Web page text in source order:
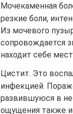
Мочекаменная
резкие боли,
Из мочевого
сопровождается
находит себе
Цистит. Это
инфекцией.
развившуюся в
ощущения также